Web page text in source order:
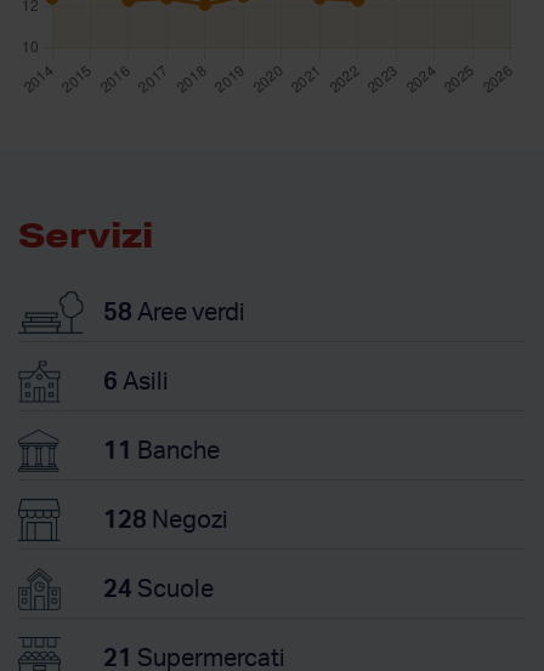
Servizi
58 Aree verdi
6 Asili
11 Banche
128 Negozi
24 Scuole
21 Supermercati